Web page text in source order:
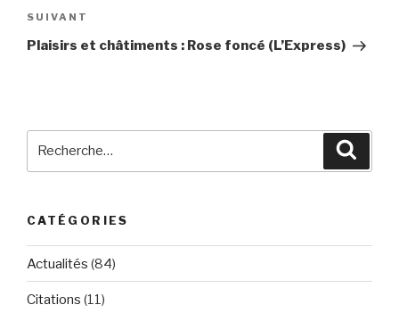
Article
suivant
SUIVANT
Plaisirs et châtiments : Rose foncé (L’Express)
CATÉGORIES
Actualités (84)
Citations (11)